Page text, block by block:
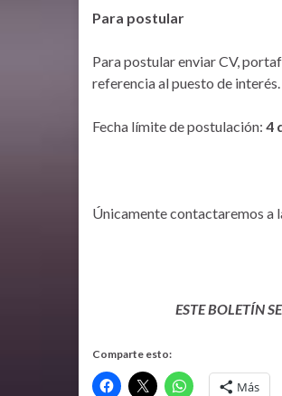
Para postular
Para postular enviar CV,
referencia al puesto de interés.
Fecha límite de postulación: 4
Únicamente contactaremos a
ESTE BOLETÍN
Comparte esto:
Más